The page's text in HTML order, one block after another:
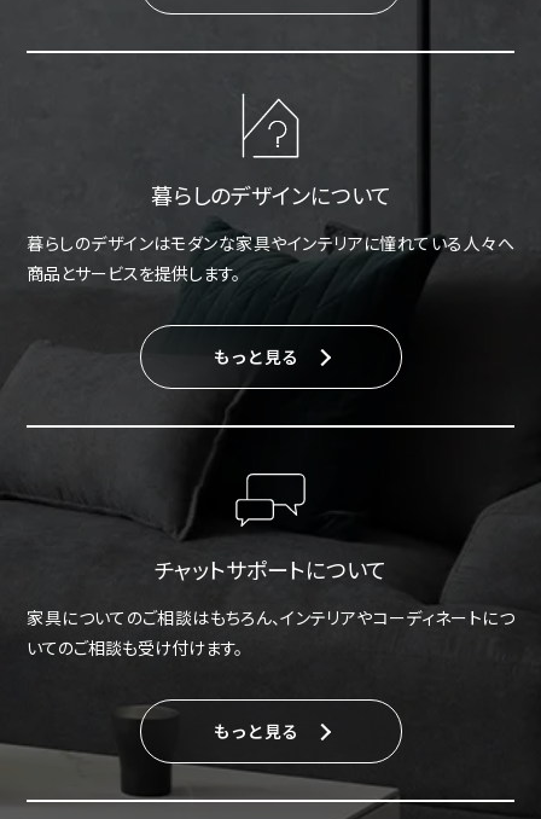
暮らしのデザインについて
暮らしのデザインはモダンな家具やインテリアに憧れている人々へ
商品とサービスを提供します。
もっと見る
チャットサポートについて
家具についてのご相談はもちろん、インテリアやコーディネートにつ
いてのご相談も受け付けます。
もっと見る